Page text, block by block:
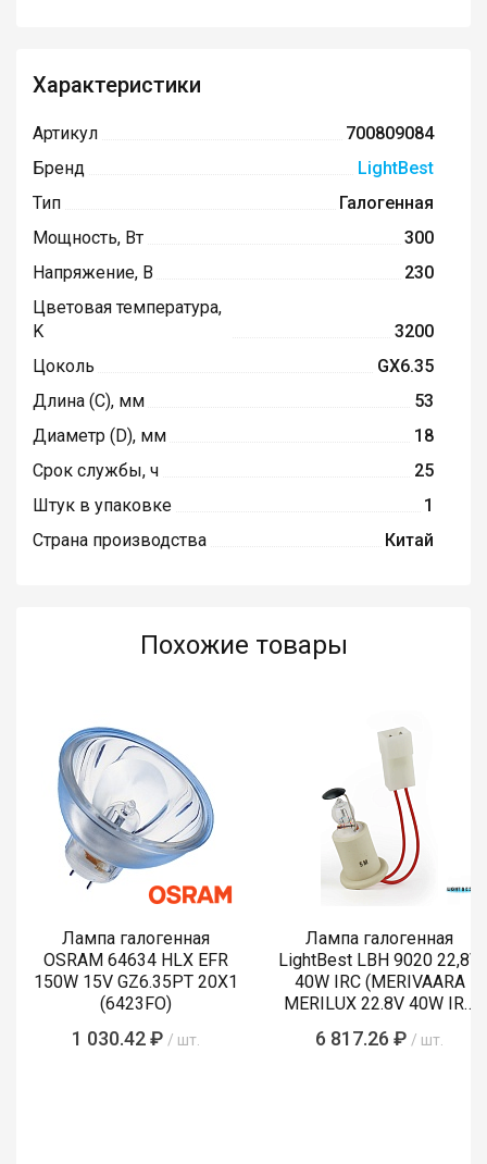
Характеристики
Артикул
700809084
Бренд
LightBest
Тип
Галогенная
Мощность, Вт
300
Напряжение, В
230
Цветовая температура,
K
3200
Цоколь
GX6.35
Длина (C), мм
53
Диаметр (D), мм
18
Срок службы, ч
25
Штук в упаковке
1
Страна производства
Китай
Похожие товары
Лампа галогенная
OSRAM 64634 HLX EFR
150W 15V GZ6.35PT 20X1
(6423FO)
1 030.42 ₽ / шт.
Лампа галогенная
LightBest LBH 9020 22,8V
40W IRC (MERIVAARA
MERILUX 22.8V 40W IRC
6 817.26 ₽ / шт.